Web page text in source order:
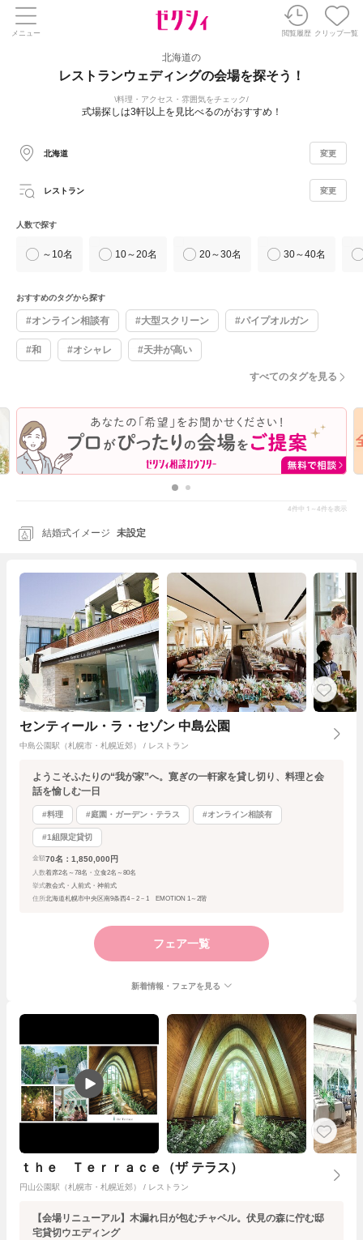
メニュー 閲覧履歴 クリップ一覧
北海道の
レストランウェディングの会場を探そう！
料理・アクセス・雰囲気をチェック
式場探しは3軒以上を見比べるのがおすすめ！
北海道 変更
レストラン 変更
人数で探す
～10名 10～20名 20～30名 30～40名
おすすめのタグから探す
#オンライン相談有 #大型スクリーン #パイプオルガン
#和 #オシャレ #天井が高い
すべてのタグを見る
4 件中 1～4 件を表示
結婚式イメージ 未設定
センティール・ラ・セゾン 中島公園
中島公園駅（札幌市・札幌近郊） / レストラン
ようこそふたりの“我が家”へ。寛ぎの一軒家を貸し切り、料理と会
話を愉しむ一日
#料理 #庭園・ガーデン・テラス #オンライン相談有
#1組限定貸切
金額 70名：1,850,000円
人数着席2名～78名・立食2名～80名
挙式教会式・人前式・神前式
住所北海道札幌市中央区南9条西4－2－1 EMOTION 1～2階
フェア一覧
新着情報・フェアを見る
ｔｈｅ Ｔｅｒｒａｃｅ（ザ テラス）
円山公園駅（札幌市・札幌近郊） / レストラン
【会場リニューアル】木漏れ日が包むチャペル。伏見の森に佇む邸
宅貸切ウエディング